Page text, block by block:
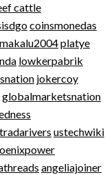
cattle
coinsmonedas
makalu2004platye
lowkerpabrik
jokercoy
globalmarketsnation
ustechwiki
angeliajoiner